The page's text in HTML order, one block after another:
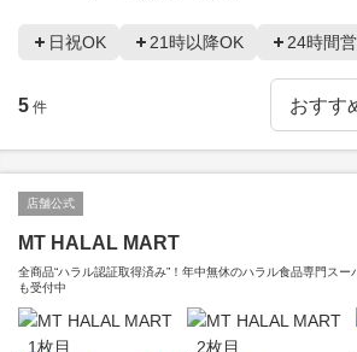
日祝OK 21時以降OK 24時間
5 件
店舗公式
MT HALAL MART
全商品“ハラル認証取得済み”！年中無休のハラル食品専門ス
も受付中